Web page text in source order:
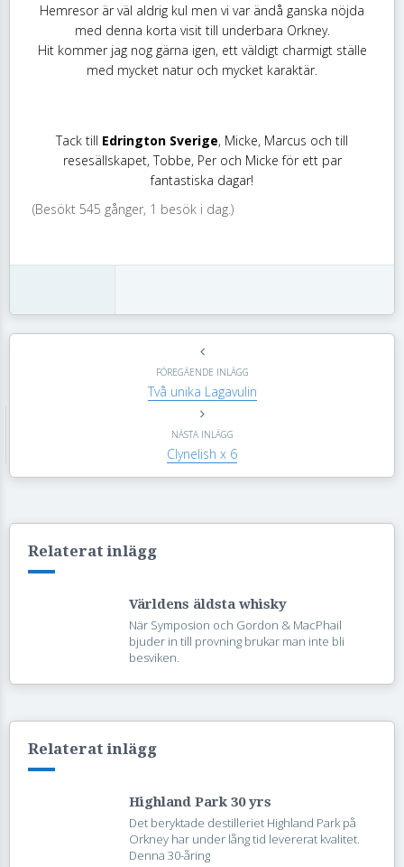
Hemresor är väl aldrig kul men vi var ändå ganska nöjda
med denna korta visit till underbara Orkney.
Hit kommer jag nog gärna igen, ett väldigt charmigt ställe
med mycket natur och mycket karaktär.
Tack till Edrington Sverige, Micke, Marcus och till
resesällskapet, Tobbe, Per och Micke för ett par
fantastiska dagar!
(Besökt 545 gånger, 1 besök i dag.)
FÖREGÄENDE INLÄGG
Två unika Lagavulin
NÄSTA INLÄGG
Clynelish x 6
Relaterat inlägg
Världens äldsta whisky
När Symposion och Gordon & MacPhail
bjuder in till provning brukar man inte bli
besviken.
Relaterat inlägg
Highland Park 30 yrs
Det beryktade destilleriet Highland Park på
Orkney har under lång tid levererat kvalitet.
Denna 30-åring